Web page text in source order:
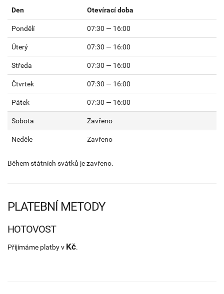
Den Otevírací doba
Pondělí 07:30 — 16:00
Úterý 07:30 — 16:00
Středa 07:30 — 16:00
Čtvrtek 07:30 — 16:00
Pátek 07:30 — 16:00
Sobota Zavřeno
Neděle Zavřeno
Během státních svátků je zavřeno.
PLATEBNÍ METODY
HOTOVOST
Příjímáme platby v Kč.